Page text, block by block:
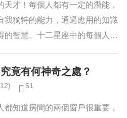
天才！每個人都有一定的潛能，
我獨特的能力，通過應用的知識
的智慧。十二星座中的每個人都
學霸呢？讓我們一起來看一看
竟有何神奇之處？
51
都知道房間的兩個窗戶很重要，